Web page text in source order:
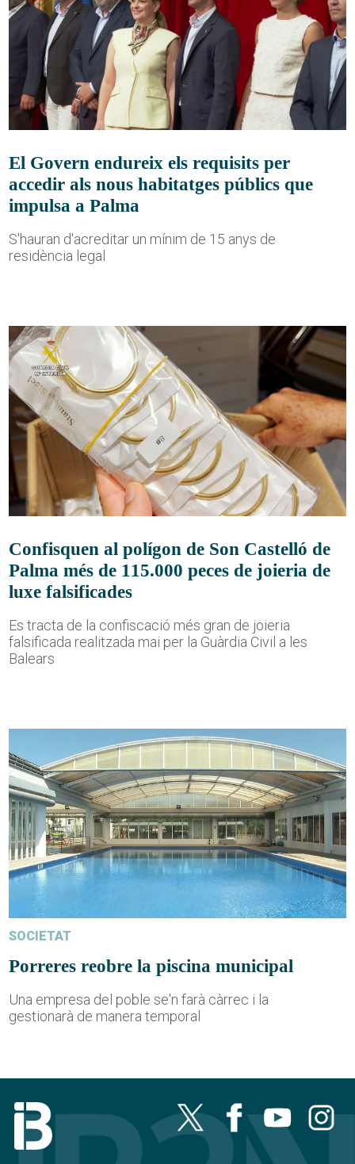
El Govern endureix els requisits per
accedir als nous habitatges públics que
impulsa a Palma
S'hauran d'acreditar un mínim de 15 anys de
residència legal
Confisquen al polígon de Son Castelló de
Palma més de 115.000 peces de joieria de
luxe falsificades
Es tracta de la confiscació més gran de joieria
falsificada realitzada mai per la Guàrdia Civil a les
Balears
SOCIETAT
Porreres reobre la piscina municipal
Una empresa del poble se'n farà càrrec i la
gestionarà de manera temporal